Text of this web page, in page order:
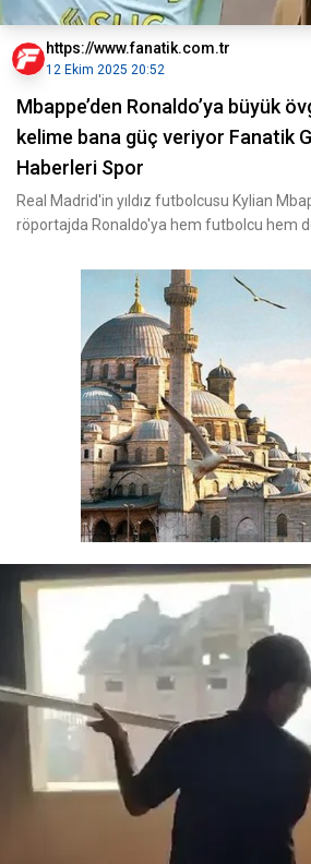
https://www.fanatik.com.tr
12 Ekim 2025 20:52
Mbappe’den Ronaldo’ya büyük
kelime bana güç veriyor Fanatik
Haberleri Spor
Real Madrid'in yıldız futbolcusu Kylian
röportajda Ronaldo'ya hem futbolcu hem